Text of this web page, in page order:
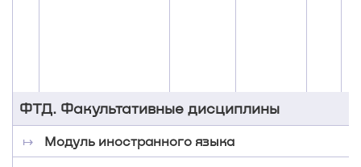
ФТД. Факультативные дисциплины
↦ Модуль иностранного языка